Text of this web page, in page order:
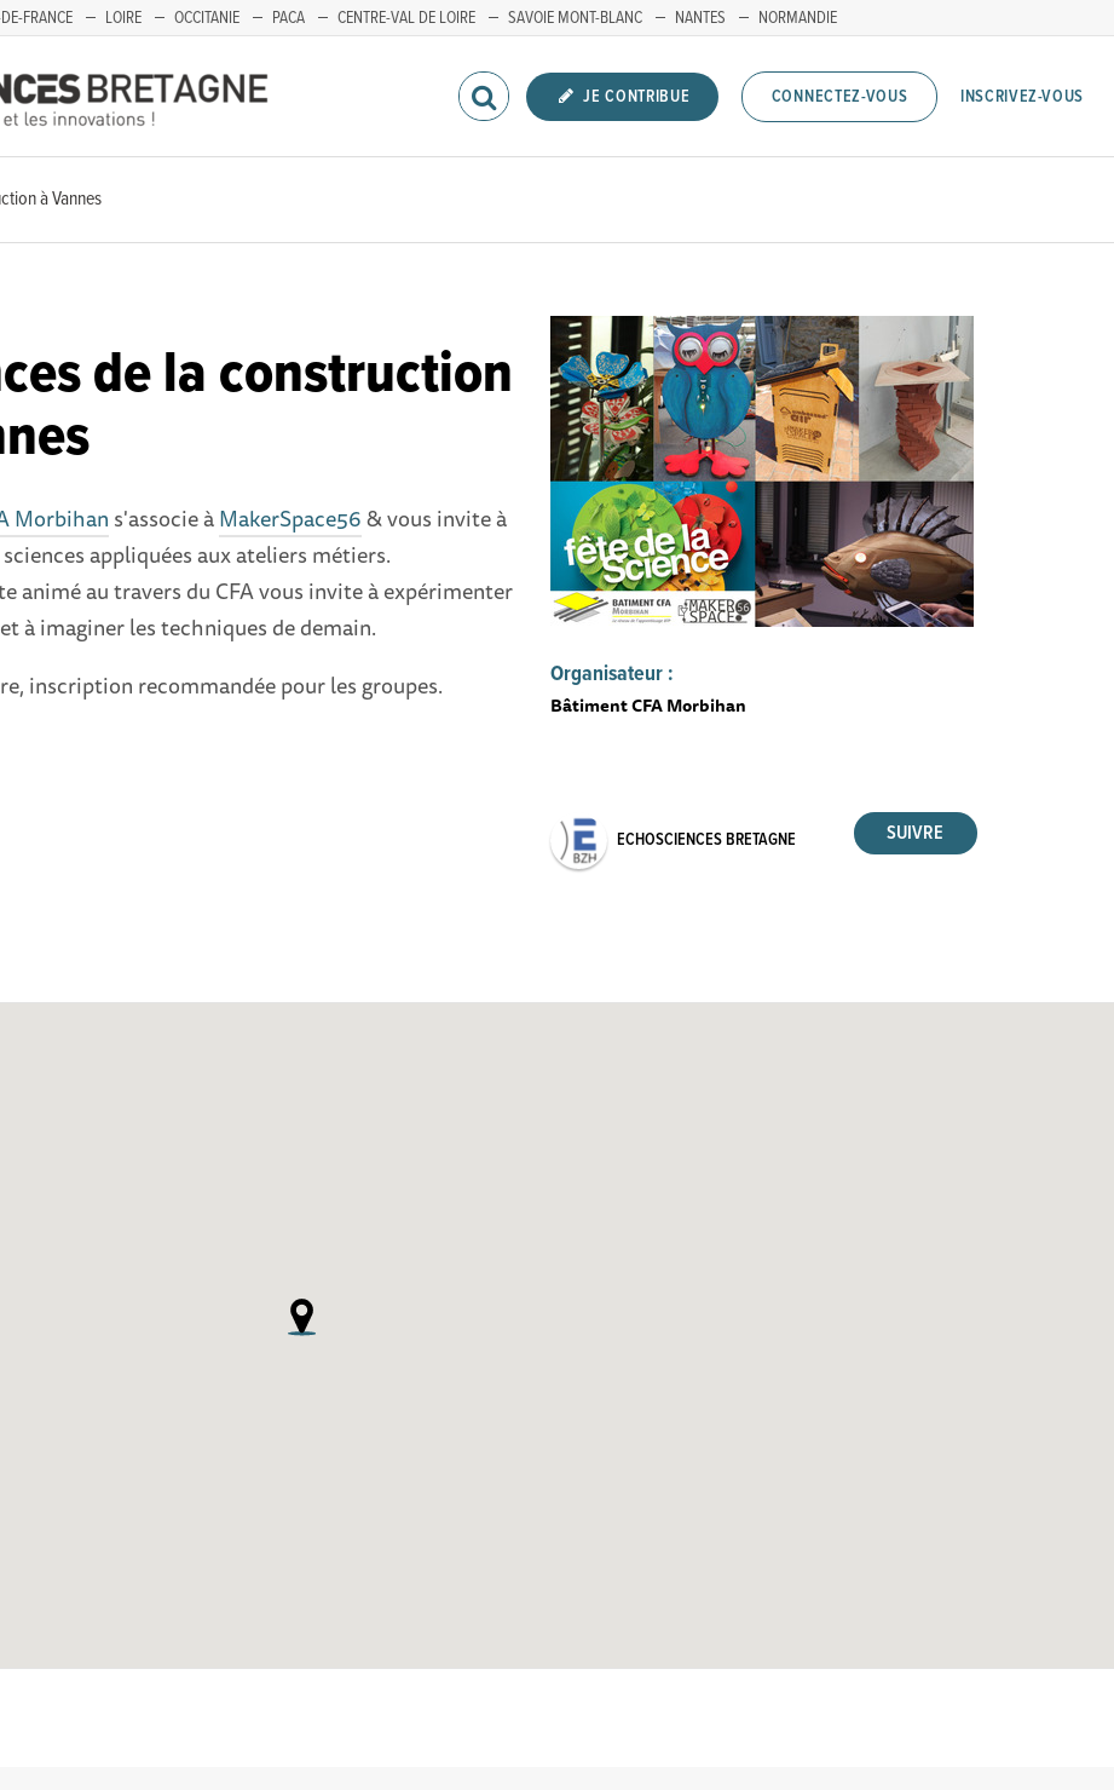
FRANCE LOIRE OCCITANIE PACA CENTRE-VAL DE LOIRE SAVOIE MONT-BLANC NANTES NORMANDIE
JE CONTRIBUE CONNECTEZ-VOUS INSCRIVEZ-VOUS
à Vannes
de la construction
Morbihan s'associe àMakerSpace56& vous invite à
appliquées aux ateliers métiers.
animé au travers du CFA vous invite à expérimenter
à imaginer les techniques de demain.
inscription recommandée pour les groupes.
Organisateur :
Bâtiment CFA Morbihan
ECHOSCIENCES BRETAGNE